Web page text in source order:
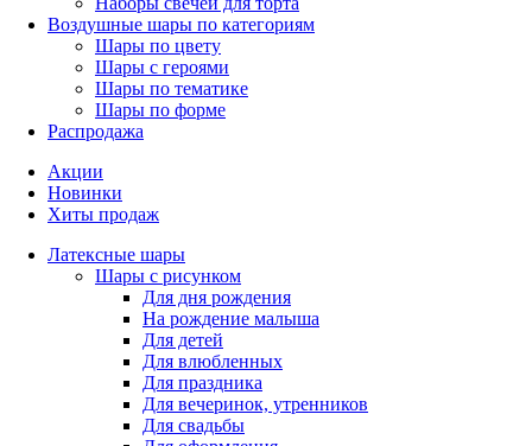
Воздушные шары по категориям
Шары по цвету
Шары с героями
Шары по тематике
Шары по форме
Распродажа
Акции
Новинки
Хиты продаж
Латексные шары
Шары с рисунком
Для дня рождения
На рождение малыша
Для детей
Для влюбленных
Для праздника
Для вечеринок, утренников
Для свадьбы